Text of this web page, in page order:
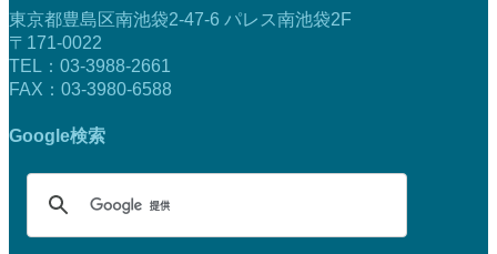
東京都豊島区南池袋2-47-6 パレス南池袋2F
〒171-0022
TEL：03-3988-2661
FAX：03-3980-6588
Google検索